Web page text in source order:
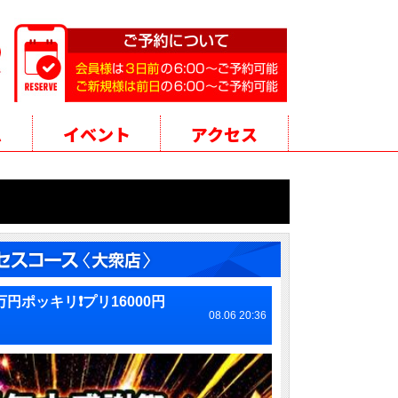
イベント アクセス